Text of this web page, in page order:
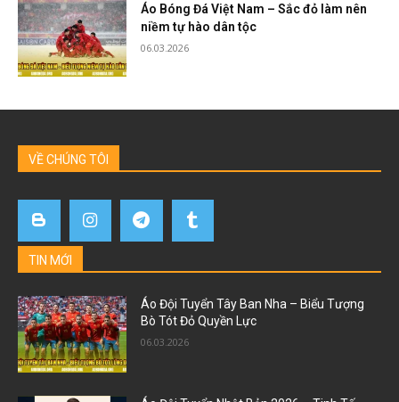
Áo Bóng Đá Việt Nam – Sắc đỏ làm nên
niềm tự hào dân tộc
06.03.2026
VỀ CHÚNG TÔI
TIN MỚI
Áo Đội Tuyển Tây Ban Nha – Biểu Tượng
Bò Tót Đỏ Quyền Lực
06.03.2026